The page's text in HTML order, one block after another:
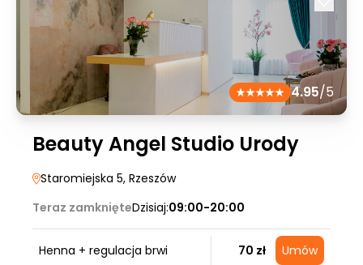
4.95/5
Beauty Angel Studio Urody
Staromiejska 5, Rzeszów
Teraz zamknięteDzisiaj:09:00-20:00
Henna + regulacja brwi 70 zł Umów